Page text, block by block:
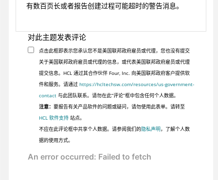
有数百页长或者报告创建过程可能超时的警告消息。
对此主题发表评论
点击此框即表示您承认您不是美国联邦政府雇员或代理，您也没有提交
关于美国联邦政府雇员或代理的信息，或代表美国联邦政府雇员或代理
提交信息。HCL 通过其合作伙伴 Four, Inc. 向美国联邦政府客户提供软
件和服务。请通过 https://hcltechsw.com/resources/us-government-
contact与此团队联系。请勿在此“评论”框中包含任何个人数据。
注意： 要报告有关产品软件的问题或疑问，请勿使用此表单。请转至
HCL 软件支持站点。
不应在此评论框中共享个人数据。请参阅我们的隐私声明，了解个人数
据的使用方式。